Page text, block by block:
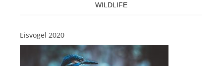
WILDLIFE
Eisvogel 2020